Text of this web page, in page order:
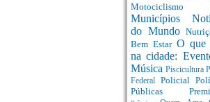
Motociclismo
Municípios
do Mundo
Bem Estar O que
na cidade:
Música Piscicultura
Federal Policial
Públicas